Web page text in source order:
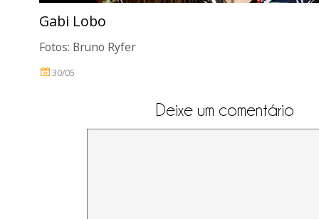
Gabi Lobo
Fotos: Bruno Ryfer
30/05
Deixe um comentário